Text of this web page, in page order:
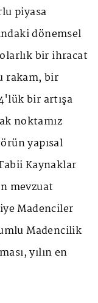
piyasa
dönemsel
bir ihracat
rakam, bir
bir artışa
noktamız
yapısal
Kaynaklar
mevzuat
Madenciler
Madencilik
yılın en